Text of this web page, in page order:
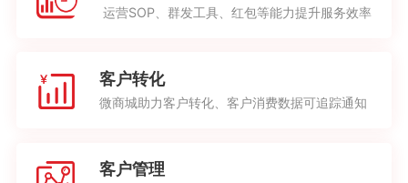
运营SOP、群发工具、红包等能力提升服务效率
客户转化
微商城助力客户转化、客户消费数据可追踪通知
客户管理